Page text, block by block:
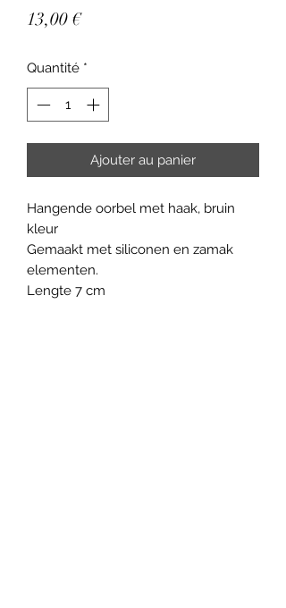
13,00 €Prix
Quantité *
Ajouter au panier
Hangende oorbel met haak, bruin
kleur
Gemaakt met siliconen en zamak
elementen.
Lengte 7 cm